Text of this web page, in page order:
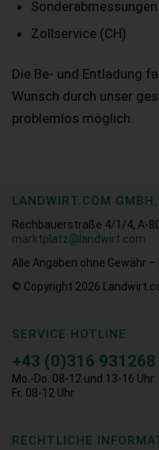
Sonderabmessungen
Zollservice (CH)
Die Be- und Entladung
Wunsch durch unser
problemlos möglich.
LANDWIRT.COM
Rechbauerstraße 4/1/4, A-
marktplatz@landwirt.com
Alle Angaben ohne Gewähr
© Copyright 2026
SERVICE HOTLINE
+43 (0)316 931268
Mo.-Do. 08-12 und 13-16 Uhr
Fr. 08-12 Uhr
RECHTLICHE